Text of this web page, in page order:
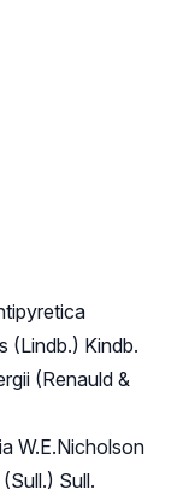
(Lindb.) Kindb.
(Renauld &
W.E.Nicholson
Sull.